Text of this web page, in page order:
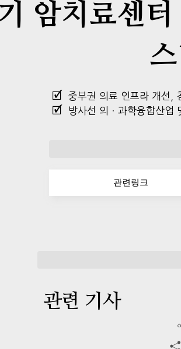
암치료센
중부권 의료 인프라 개선,
방사선 의ㆍ과학융합산업
관련링크
관련 기사